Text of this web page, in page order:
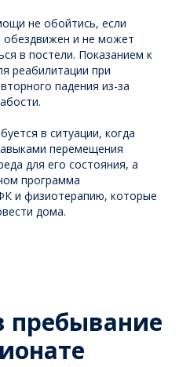
не обойтись, если
и не может
в постели. Показанием к
реабилитации при
падения из-за
в ситуации, когда
перемещения
для его состояния, а
программа
и физиотерапию, которые
дома.
пребывание